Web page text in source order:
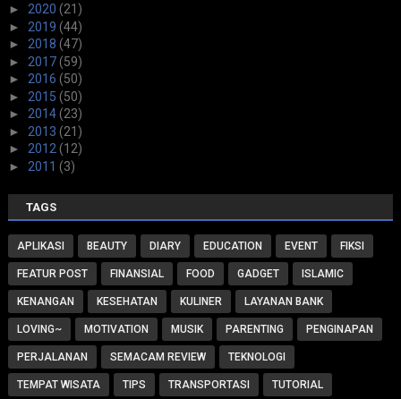
► 2020 (21)
► 2019 (44)
► 2018 (47)
► 2017(59)
► 2016 (50)
► 2015 (50)
► 2014(23)
► 2013 (21)
► 2012 (12)
► 2011 (3)
TAGS
APLIKASI BEAUTY DIARY EDUCATION EVENT FIKSI
FEATUR POST FINANSIAL FOOD GADGET ISLAMIC
KENANGAN KESEHATAN KULINER LAYANAN BANK
LOVING~ MOTIVATION MUSIK PARENTING PENGINAPAN
PERJALANAN SEMACAM REVIEW TEKNOLOGI
TEMPAT WISATA TIPS TRANSPORTASI TUTORIAL